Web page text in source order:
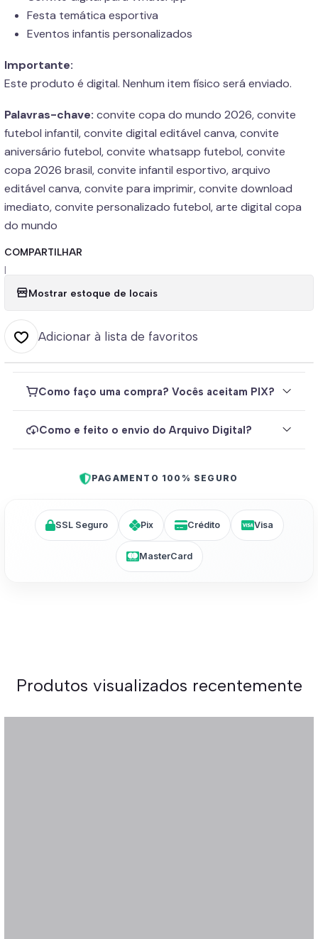
Festa temática esportiva
Eventos infantis personalizados
Importante:
Este produto é digital. Nenhum item físico será enviado.
Palavras-chave: convite copa do mundo 2026, convite
futebol infantil, convite digital editável canva, convite
aniversário futebol, convite whatsapp futebol, convite
copa 2026 brasil, convite infantil esportivo, arquivo
editável canva, convite para imprimir, convite download
imediato, convite personalizado futebol, arte digital copa
do mundo
COMPARTILHAR
|
Mostrar estoque de locais
Adicionar à lista de favoritos
Como faço uma compra? Vocês aceitam PIX?
Como e feito o envio do Arquivo Digital?
PAGAMENTO 100% SEGURO
SSL Seguro Pix Crédito Visa
MasterCard
Produtos visualizados recentemente